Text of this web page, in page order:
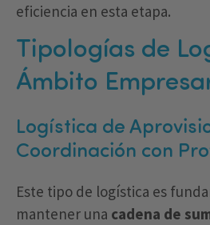
eficiencia en esta etapa.
Tipologías de
Ámbito
Logística de
Coordinación con
Este tipo de logística es
mantener una cadena de